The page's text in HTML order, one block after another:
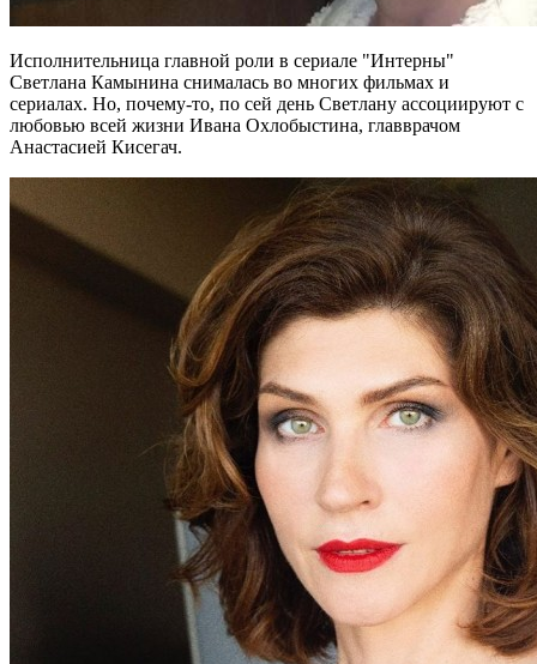
Исполнительница главной роли в сериале "Интерны"
Светлана Камынина снималась во многих фильмах и
сериалах. Но, почему-то, по сей день Светлану ассоциируют с
любовью всей жизни Ивана Охлобыстина, главврачом
Анастасией Кисегач.